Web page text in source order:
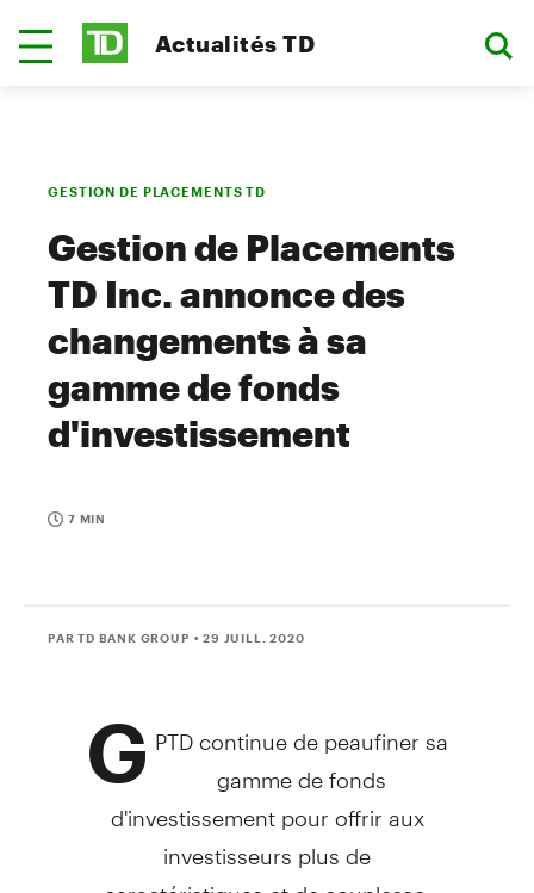
Actualités TD
GESTION DE PLACEMENTS TD
Gestion de Placements
TD Inc. annonce des
changements à sa
gamme de fonds
d'investissement
7 MIN
PAR TD BANK GROUP • 29 JUILL. 2020
G PTD continue de peaufiner sa
gamme de fonds
d'investissement pour offrir aux
investisseurs plus de